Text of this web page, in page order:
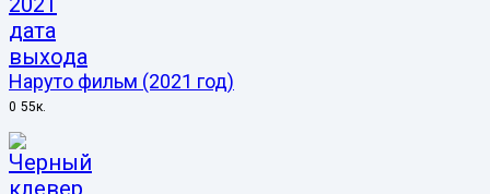
Наруто фильм (2021 год)
0 55к.